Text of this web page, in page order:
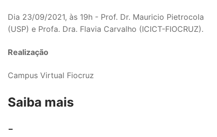
Dia 23/09/2021, às 19h - Prof. Dr. Mauricio Pietrocola
(USP) e Profa. Dra. Flavia Carvalho (ICICT-FIOCRUZ).
Realização
Campus Virtual Fiocruz
Saiba mais
-